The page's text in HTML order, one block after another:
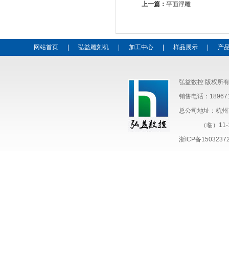
上一篇： 平面浮雕
网站首页 | 弘益雕刻机 | 加工中心 | 样品展示 | 产
弘益数控 版权所有
销售电话：
总公司地址：杭
（临）11-
浙ICP备